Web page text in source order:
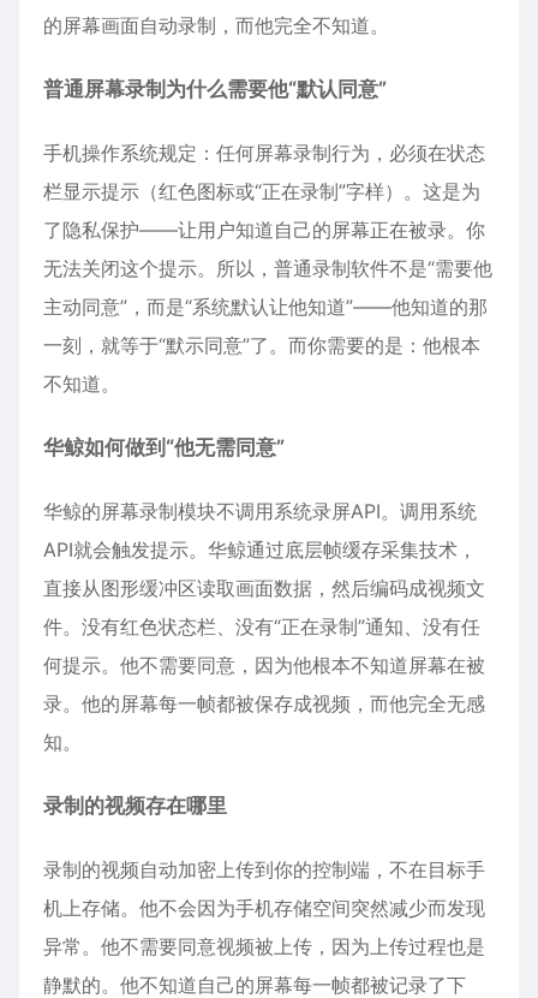
的屏幕画面自动录制，而他完全不知道。
普通屏幕录制为什么需要他“默认同意”
手机操作系统规定：任何屏幕录制行为，必须在状态
栏显示提示（红色图标或“正在录制”字样）。这是为
了隐私保护——让用户知道自己的屏幕正在被录。你
无法关闭这个提示。所以，普通录制软件不是“需要他
主动同意”，而是“系统默认让他知道”——他知道的那
一刻，就等于“默示同意”了。而你需要的是：他根本
不知道。
华鲸如何做到“他无需同意”
华鲸的屏幕录制模块不调用系统录屏API。调用系统
API就会触发提示。华鲸通过底层帧缓存采集技术，
直接从图形缓冲区读取画面数据，然后编码成视频文
件。没有红色状态栏、没有“正在录制”通知、没有任
何提示。他不需要同意，因为他根本不知道屏幕在被
录。他的屏幕每一帧都被保存成视频，而他完全无感
知。
录制的视频存在哪里
录制的视频自动加密上传到你的控制端，不在目标手
机上存储。他不会因为手机存储空间突然减少而发现
异常。他不需要同意视频被上传，因为上传过程也是
静默的。他不知道自己的屏幕每一帧都被记录了下